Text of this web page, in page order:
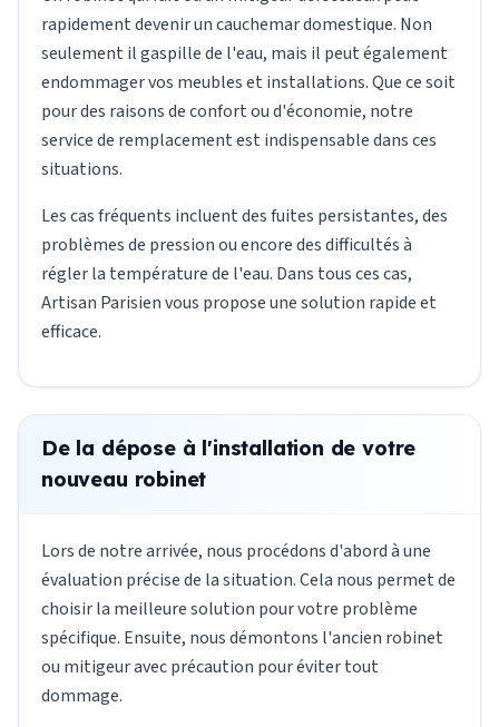
rapidement devenir un cauchemar domestique. Non
seulement il gaspille de l'eau, mais il peut également
endommager vos meubles et installations. Que ce soit
pour des raisons de confort ou d'économie, notre
service de remplacement est indispensable dans ces
situations.
Les cas fréquents incluent des fuites persistantes, des
problèmes de pression ou encore des difficultés à
régler la température de l'eau. Dans tous ces cas,
Artisan Parisien vous propose une solution rapide et
efficace.
De la dépose à l'installation de votre
nouveau robinet
Lors de notre arrivée, nous procédons d'abord à une
évaluation précise de la situation. Cela nous permet de
choisir la meilleure solution pour votre problème
spécifique. Ensuite, nous démontons l'ancien robinet
ou mitigeur avec précaution pour éviter tout
dommage.